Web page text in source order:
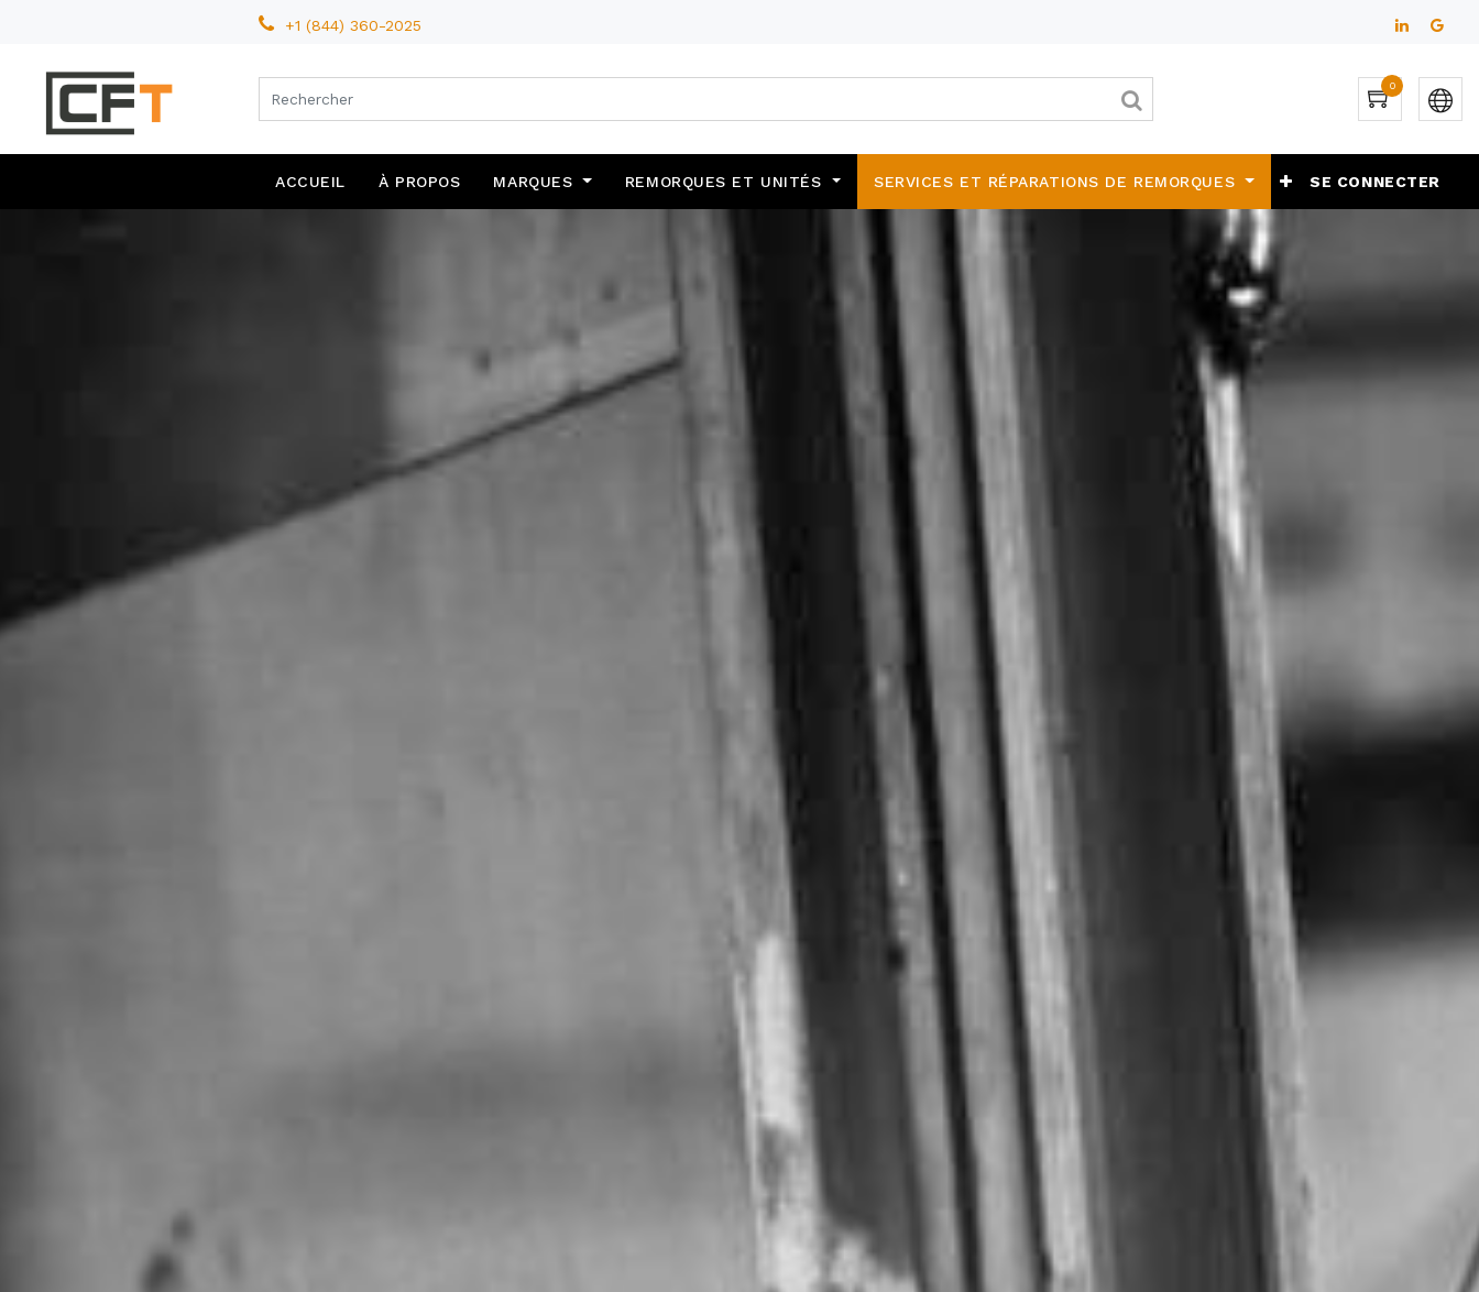
+1 (844) 360-2025
0
ACCUEIL À PROPOS MARQUES REMORQUES ET UNITÉS SERVICES ET RÉPARATIONS DE REMORQUES SE CONNECTER